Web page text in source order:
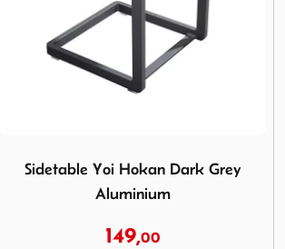
Sidetable Yoi Hokan Dark Grey
Aluminium
149,00